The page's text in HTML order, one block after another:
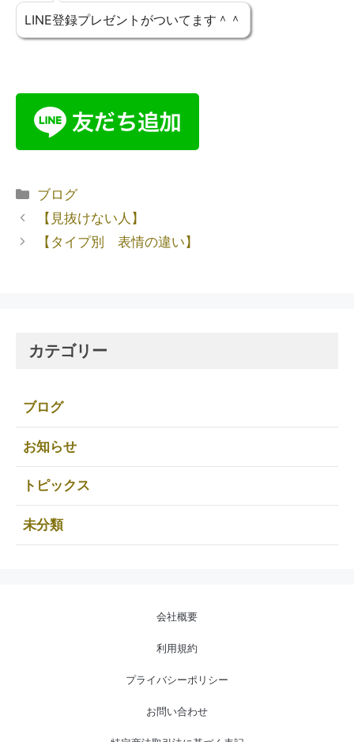
LINE登録プレゼントがついてます＾＾
ブログ
【見抜けない人】
【タイプ別 表情の違い】
カテゴリー
ブログ
お知らせ
トピックス
未分類
会社概要
利用規約
プライバシーポリシー
お問い合わせ